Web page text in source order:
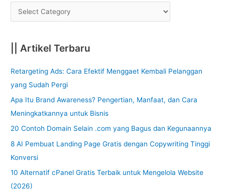
|| Artikel Terbaru
Retargeting Ads: Cara Efektif Menggaet Kembali Pelanggan
yang Sudah Pergi
Apa Itu Brand Awareness? Pengertian, Manfaat, dan Cara
Meningkatkannya untuk Bisnis
20 Contoh Domain Selain .com yang Bagus dan Kegunaannya
8 AI Pembuat Landing Page Gratis dengan Copywriting Tinggi
Konversi
10 Alternatif cPanel Gratis Terbaik untuk Mengelola Website
(2026)